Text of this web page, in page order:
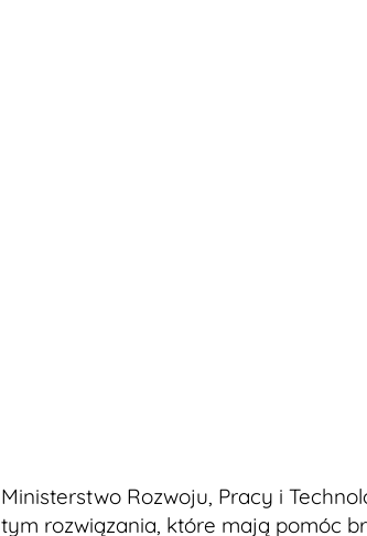
Ministerstwo Rozwoju, Pracy i
tym rozwiązania, które mają pomóc